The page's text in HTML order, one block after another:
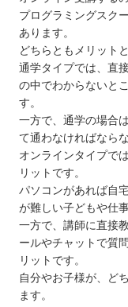
プログラミングスク
あります。
どちらともメリット
通学タイプでは、直
の中でわからないと
す。
一方で、通学の場合
て通わなければなら
オンラインタイプで
リットです。
パソコンがあれば自
が難しい子どもや仕
一方で、講師に直接
ールやチャットで質
リットです。
自分やお子様が、ど
ます。